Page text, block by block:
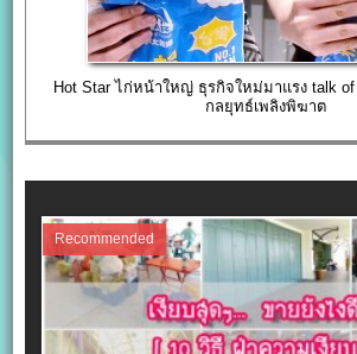
Hot Star ไก่หน้าใหญ่ ธุรกิจใหม่มาแรง talk
กลยุทธ์เพลิงพิฆาต
Recommended